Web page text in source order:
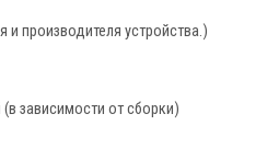
и производителя устройства.)
зависимости от сборки)